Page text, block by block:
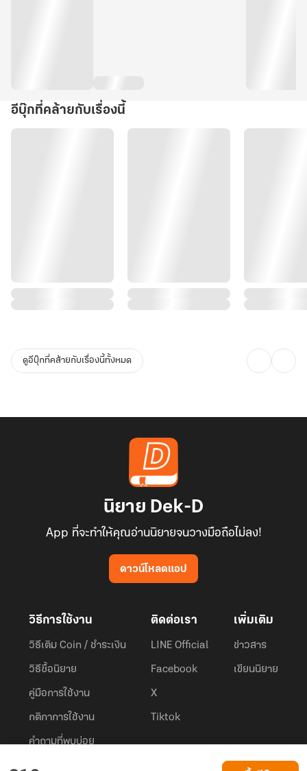
อีบุ๊กที่คล้ายกับเรื่องนี้
ดูอีบุ๊กที่คล้ายกับเรื่องนี้ทั้งหมด
นิยาย Dek-D
App ที่จะทำให้คุณอ่านนิยายจนวางมือถือไม่ลง!
ดาวน์โหลดแอป
วิธีการใช้งาน
วิธีเติม Coin / ชำระเงิน
วิธีซื้อนิยาย
คู่มือการใช้งาน
กติกาการใช้งาน
คำถามที่พบบ่อย
ติดต่อเรา
LINE Official
Facebook
X
Tiktok
เพิ่มเติม
ข่าวสาร
เขียนนิยาย